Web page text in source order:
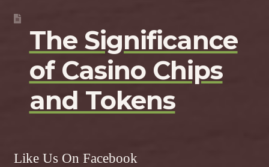
The Significance
of Casino Chips
and Tokens
Like Us On Facebook